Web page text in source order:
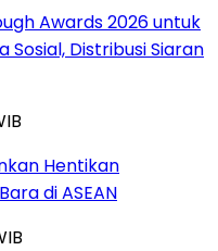
Awards 2026 untuk
Sosial, Distribusi Siaran
Hentikan
di ASEAN